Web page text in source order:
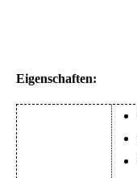
Eigenschaften: